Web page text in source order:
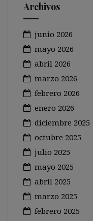
Archivos
junio 2026
mayo 2026
abril 2026
marzo 2026
febrero 2026
enero 2026
diciembre 2025
octubre 2025
julio 2025
mayo 2025
abril 2025
marzo 2025
febrero 2025